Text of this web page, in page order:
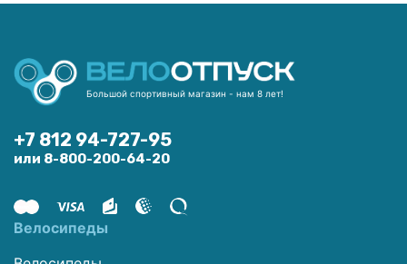
Большой спортивный магазин - нам 8 лет!
+7 812 94-727-95
или 8-800-200-64-20
Велосипеды